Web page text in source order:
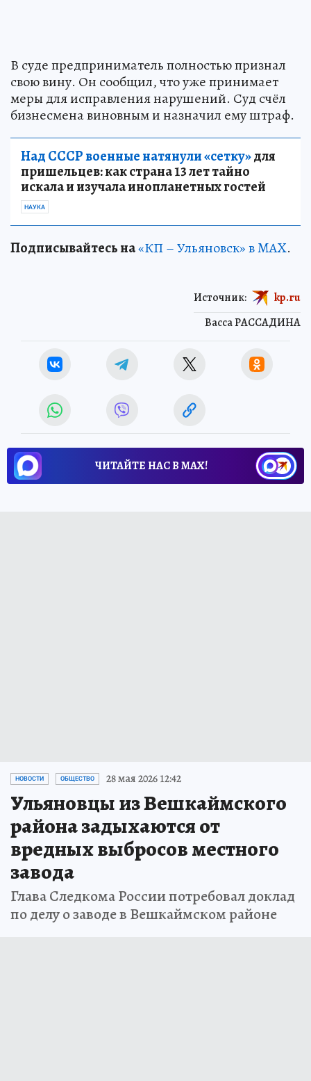
В суде предприниматель полностью признал
свою вину. Он сообщил, что уже принимает
меры для исправления нарушений. Суд счёл
бизнесмена виновным и назначил ему штраф.
Над СССР военные натянули «сетку»для
пришельцев: как страна 13 лет тайно
искала и изучала инопланетных гостей
НАУКА
Подписывайтесь на«КП – Ульяновск» в MAX.
Васса РАССАДИНА
Источник: kp.ru
ЧИТАЙТЕ НАС В МАХ!
НОВОСТИ ОБЩЕСТВО 28 мая 2026 12:42
Ульяновцы из Вешкаймского
района задыхаются от
вредных выбросов местного
завода
Глава Следкома России потребовал доклад
по делу о заводе в Вешкаймском районе